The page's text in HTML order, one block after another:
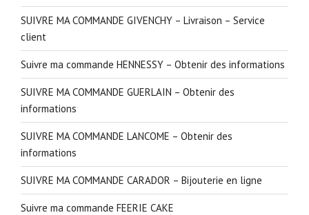
SUIVRE MA COMMANDE GIVENCHY – Livraison – Service
client
Suivre ma commande HENNESSY – Obtenir des informations
SUIVRE MA COMMANDE GUERLAIN – Obtenir des
informations
SUIVRE MA COMMANDE LANCOME – Obtenir des
informations
SUIVRE MA COMMANDE CARADOR – Bijouterie en ligne
Suivre ma commande FEERIE CAKE